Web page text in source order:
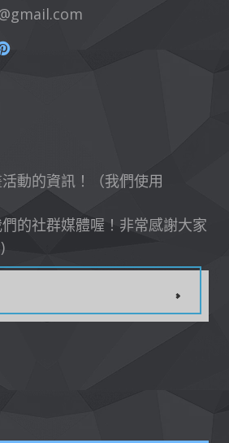
動的資訊！（我們使用
的社群媒體喔！非常感謝大家